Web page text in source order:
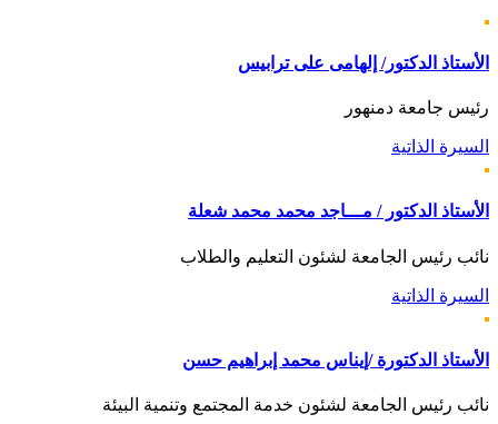
الأستاذ الدكتور/ إلهامى على ترابيس
رئيس جامعة دمنهور
السيرة الذاتية
الأستاذ الدكتور / مـــاجد محمد محمد شعلة
نائب رئيس الجامعة لشئون التعليم والطلاب
السيرة الذاتية
الأستاذ الدكتورة /إيناس محمد إبراهيم حسن
نائب رئيس الجامعة لشئون خدمة المجتمع وتنمية البيئة